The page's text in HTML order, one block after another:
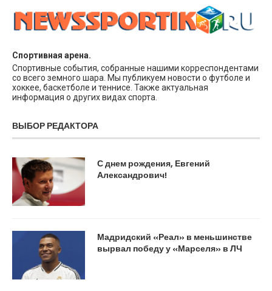
Спортивная арена.
Спортивные события, собранные нашими корреспондентами
со всего земного шара. Мы публикуем новости о футболе и
хоккее, баскетболе и теннисе. Также актуальная
информация о других видах спорта.
ВЫБОР РЕДАКТОРА
С днем рождения, Евгений
Александрович!
Мадридский «Реал» в меньшинстве
вырвал победу у «Марселя» в ЛЧ